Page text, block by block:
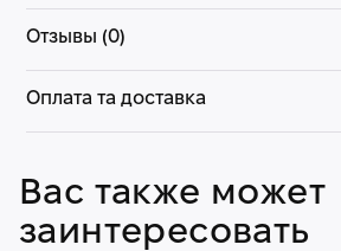
Отзывы (0)
Оплата та доставка
Вас также может
заинтересовать